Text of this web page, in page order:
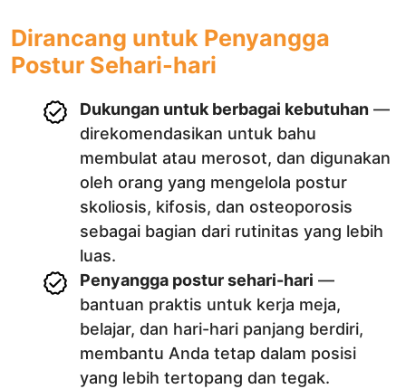
Dirancang untuk Penyangga
Postur Sehari-hari
Dukungan untuk berbagai kebutuhan —
direkomendasikan untuk bahu
membulat atau merosot, dan digunakan
oleh orang yang mengelola postur
skoliosis, kifosis, dan osteoporosis
sebagai bagian dari rutinitas yang lebih
luas.
Penyangga postur sehari-hari —
bantuan praktis untuk kerja meja,
belajar, dan hari-hari panjang berdiri,
membantu Anda tetap dalam posisi
yang lebih tertopang dan tegak.